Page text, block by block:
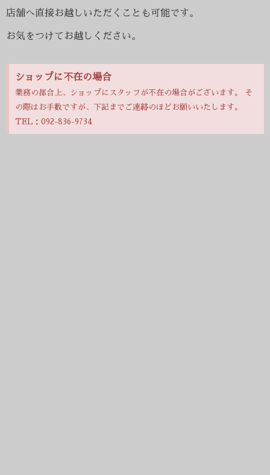
店舗へ直接お越しいただくことも可能です。
お気をつけてお越しください。
ショップに不在の場合
業務の都合上、ショップにスタッフが不在の場合がございます。 そ
の際はお手数ですが、下記までご連絡のほどお願いいたします。
TEL：092-836-9734